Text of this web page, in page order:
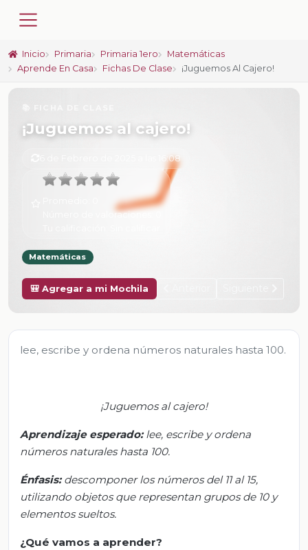
Inicio Primaria Primaria 1ero
Matemáticas
Aprende En Casa
Fichas De Clase ¡Juguemos Al Cajero!
¡Juguemos al cajero!
6 de Febrero de 2025 a las 16:08
Número de valoraciones:
Matemáticas
🎒 Agregar a mi Mochila
lee, escribe y ordena números naturales hasta 100.
¡Juguemos al cajero!
Aprendizaje esperado:lee, escribe y ordena
números naturales hasta 100.
Énfasis:descomponer los números del 11 al 15,
utilizando objetos que representan grupos de 10 y
elementos sueltos.
¿Qué vamos a aprender?